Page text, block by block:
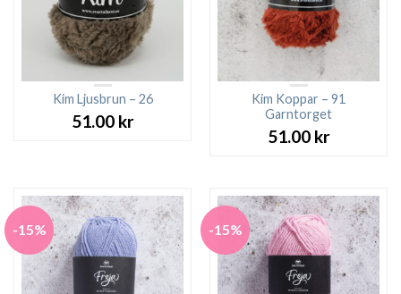
Kim Ljusbrun – 26
51.00 kr
Kim Koppar – 91
Garntorget
51.00 kr
-15% -15%